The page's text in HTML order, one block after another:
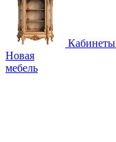
Кабинеты
Новая
мебель